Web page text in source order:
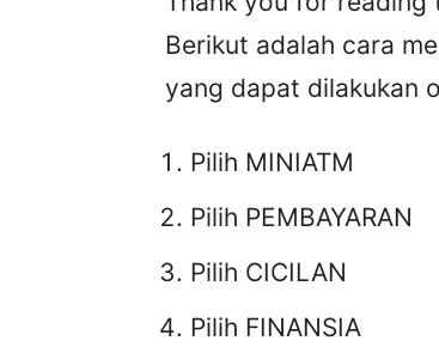
Berikut adalah cara
yang dapat dilakukan
Pilih MINIATM
Pilih PEMBAYARAN
Pilih CICILAN
Pilih FINANSIA